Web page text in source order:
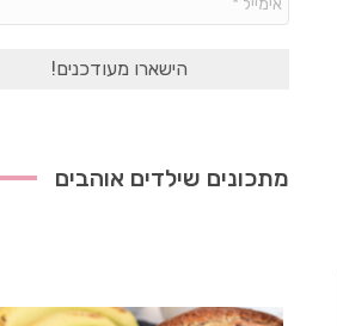
מתכונים שילדים אוהבים